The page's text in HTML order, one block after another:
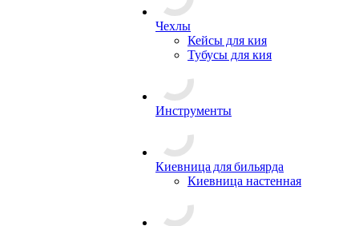
Чехлы
Кейсы для кия
Тубусы для кия
Инструменты
Киевница для бильярда
Киевница настенная